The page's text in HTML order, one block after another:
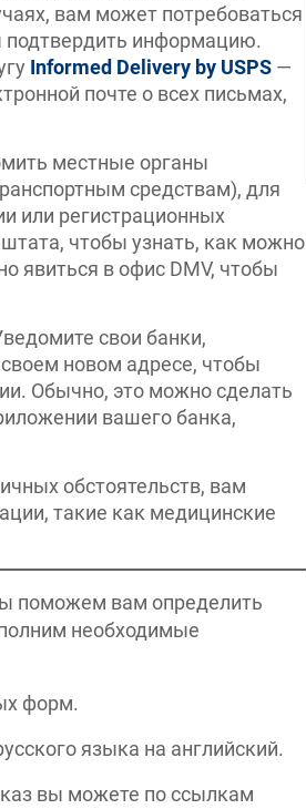
вам может потребоваться
подтвердить информацию.
Informed Delivery by USPS —
почте о всех письмах,
местные органы
средствам), для
или регистрационных
чтобы узнать, как можно
явиться в офис DMV, чтобы
свои банки,
новом адресе, чтобы
Обычно, это можно сделать
вашего банка,
обстоятельств, вам
такие как медицинские
поможем вам определить
необходимые
форм.
языка на английский.
вы можете по ссылкам